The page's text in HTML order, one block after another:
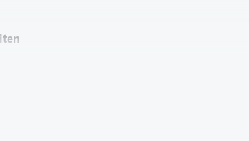
aus aufrufbar.